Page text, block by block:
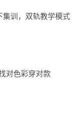
集训，双轨教学模式
对色彩穿对款